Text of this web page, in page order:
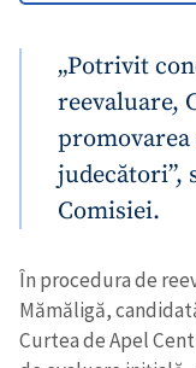
„Potrivit
reevaluare,
judecători”,
Comisiei.
În procedura de
Mămăligă,
Curtea de Apel